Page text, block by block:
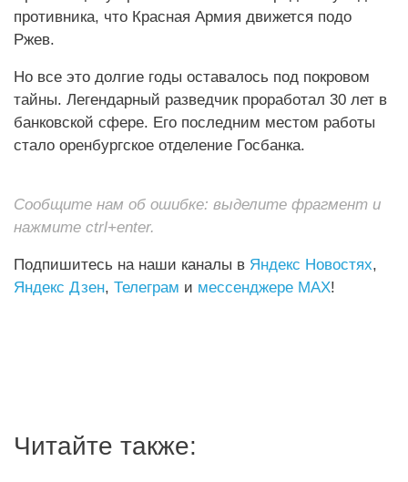
противника, что Красная Армия движется подо
Ржев.
Но все это долгие годы оставалось под покровом
тайны. Легендарный разведчик проработал 30 лет в
банковской сфере. Его последним местом работы
стало оренбургское отделение Госбанка.
Сообщите нам об ошибке: выделите фрагмент и
нажмите ctrl+enter.
Подпишитесь на наши каналы в Яндекс Новостях,
Яндекс Дзен, Телеграм и мессенджере MAX!
Читайте также: